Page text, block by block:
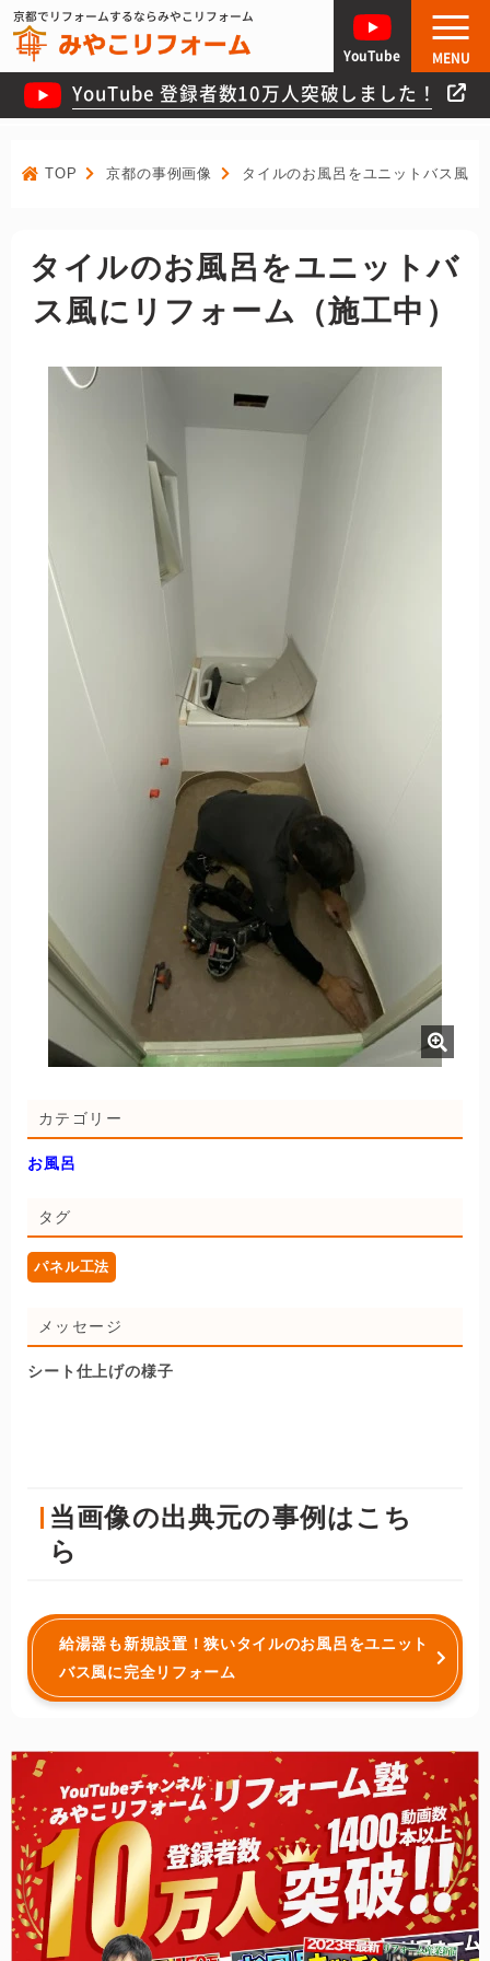
京都でリフォームするならみやこリフォーム
YouTube 登録者数10万人突破しました！
YouTube MENU
TOP 京都の事例画像 タイルのお風呂をユニットバス風
タイルのお風呂をユニットバ
ス風にリフォーム（施工中）
カテゴリー
お風呂
タグ
パネル工法
メッセージ
シート仕上げの様子
当画像の出典元の事例はこち
ら
給湯器も新規設置！狭いタイルのお風呂をユニット
バス風に完全リフォーム